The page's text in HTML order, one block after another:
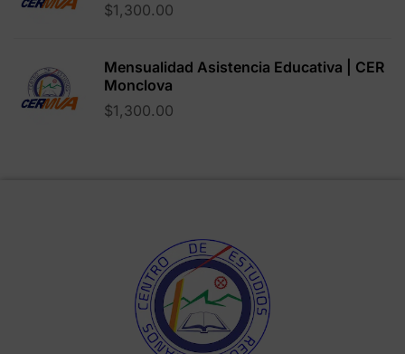
$1,300.00
Mensualidad Asistencia Educativa | CER
Monclova
$1,300.00